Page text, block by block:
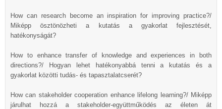
How can research become an inspiration for improving practice?/
Miképp ösztönözheti a kutatás a gyakorlat fejlesztését,
hatékonyságát?
How to enhance transfer of knowledge and experiences in both
directions?/ Hogyan lehet hatékonyabbá tenni a kutatás és a
gyakorlat közötti tudás- és tapasztalatcserét?
How can stakeholder cooperation enhance lifelong learning?/ Miképp
járulhat hozzá a stakeholder-együttműködés az életen át